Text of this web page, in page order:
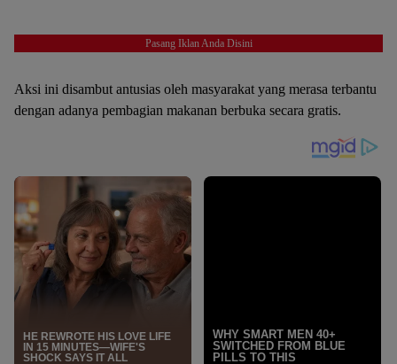
Pasang Iklan Anda Disini
Aksi ini disambut antusias oleh masyarakat yang merasa terbantu
dengan adanya pembagian makanan berbuka secara gratis.